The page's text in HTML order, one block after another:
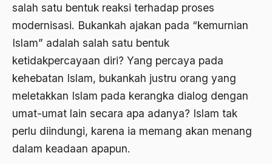
salah satu bentuk reaksi terhadap proses
modernisasi. Bukankah ajakan pada “kemurnian
Islam” adalah salah satu bentuk
ketidakpercayaan diri? Yang percaya pada
kehebatan Islam, bukankah justru orang yang
meletakkan Islam pada kerangka dialog dengan
umat-umat lain secara apa adanya? Islam tak
perlu diindungi, karena ia memang akan menang
dalam keadaan apapun.
agama populer
Agama Terang
Agamawan
Agenda Nasional
Agraria
agraris